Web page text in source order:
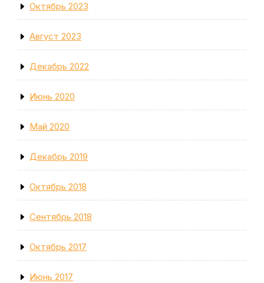
Октябрь 2023
Август 2023
Декабрь 2022
Июнь 2020
Май 2020
Декабрь 2019
Октябрь 2018
Сентябрь 2018
Октябрь 2017
Июнь 2017